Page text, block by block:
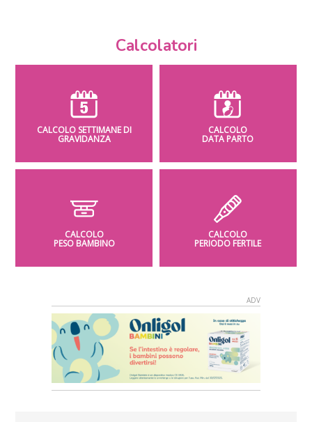
Calcolatori
CALCOLO SETTIMANE DI
GRAVIDANZA
CALCOLO
DATA PARTO
CALCOLO
PESO BAMBINO
CALCOLO
PERIODO FERTILE